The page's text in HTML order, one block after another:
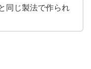
同じ製法で作られ